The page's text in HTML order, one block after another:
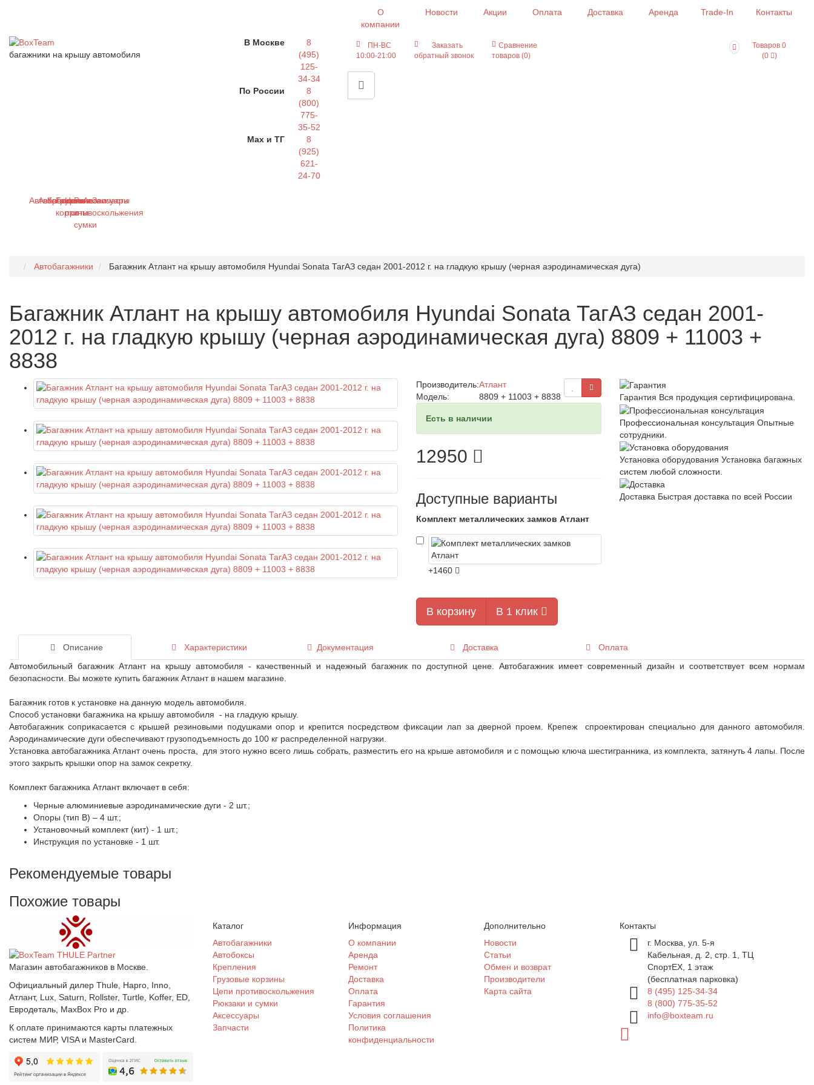
О
компании
Новости Акции Оплата Доставка Аренда Trade-In Контакты
багажники на крышу автомобиля
В Москве
8
(495)
125-
34-34
По России
8
(800)
775-
35-52
Max и ТГ
8
(925)
621-
24-70
ПН-ВС
10:00-21:00
Заказать
обратный звонок
Сравнение
товаров (0)
Товаров 0
(0
)
Автобагажники
Автобоксы
Крепления
Грузовые
корзины
Цепи
противоскольжения
Рюкзаки
и
сумки
Аксессуары
Запчасти
Автобагажники Багажник Атлант на крышу автомобиля Hyundai Sonata ТагАЗ седан 2001-2012 г. на гладкую крышу (черная аэродинамическая дуга)
Багажник Атлант на крышу автомобиля Hyundai Sonata ТагАЗ седан 2001-
2012 г. на гладкую крышу (черная аэродинамическая дуга) 8809 + 11003 +
8838
Производитель:Атлант
Модель:
8809 + 11003 + 8838
Есть в наличии
12950
Доступные варианты
Комплект металлических замков Атлант
+1460
В корзину В 1 клик
Гарантия Вся продукция сертифицирована.
Профессиональная консультация Опытные
сотрудники.
Установка оборудования Установка багажных
систем любой сложности.
Доставка Быстрая доставка по всей России
Описание Характеристики Документация Доставка
Оплата
Автомобильный багажник Атлант на крышу автомобиля - качественный и надежный багажник по доступной цене. Автобагажник имеет современный дизайн и соответствует всем нормам
безопасности. Вы можете купить багажник Атлант в нашем магазине.
Багажник готов к установке на данную модель автомобиля.
Способ установки багажника на крышу автомобиля - на гладкую крышу.
Автобагажник соприкасается с крышей резиновыми подушками опор и крепится посредством фиксации лап за дверной проем. Крепеж спроектирован специально для данного автомобиля.
Аэродинамические дуги обеспечивают грузоподъемность до 100 кг распределенной нагрузки.
Установка автобагажника Атлант очень проста, для этого нужно всего лишь собрать, разместить его на крыше автомобиля и с помощью ключа шестигранника, из комплекта, затянуть 4 лапы. После
этого закрыть крышки опор на замок секретку.
Комплект багажника Атлант включает в себя:
Черные алюминиевые аэродинамические дуги - 2 шт.;
Опоры (тип B) – 4 шт.;
Установочный комплект (кит) - 1 шт.;
Инструкция по установке - 1 шт.
Рекомендуемые товары
Похожие товары
Магазин автобагажников в Москве.
Официальный дилер Thule, Hapro, Inno,
Атлант, Lux, Saturn, Rollster, Turtle, Koffer, ED,
Евродеталь, MaxBox Pro и др.
К оплате принимаются карты платежных
систем МИР, VISA и MasterCard.
Каталог
Автобагажники
Автобоксы
Крепления
Грузовые корзины
Цепи противоскольжения
Рюкзаки и сумки
Аксессуары
Запчасти
Информация
О компании
Аренда
Ремонт
Доставка
Оплата
Гарантия
Условия соглашения
Политика
конфиденциальности
Дополнительно
Новости
Статьи
Обмен и возврат
Производители
Карта сайта
Контакты
г. Москва, ул. 5-я
Кабельная, д. 2, стр. 1, ТЦ
СпортEX, 1 этаж
(бесплатная парковка)
8 (495) 125-34-34
8 (800) 775-35-52
info@boxteam.ru